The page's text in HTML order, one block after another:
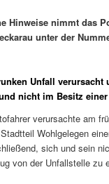
Hinweise nimmt das
unter der
Unfall verursacht
nicht im Besitz
verursachte am
Wohlgelegen
sich und sein
von der Unfallstelle zu